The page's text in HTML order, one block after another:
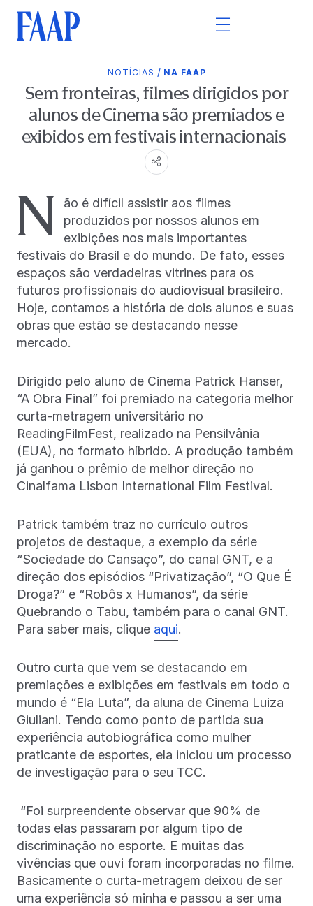
NOTÍCIAS / NA FAAP
Sem fronteiras, filmes dirigidos por
alunos de Cinema são premiados e
exibidos em festivais internacionais
N
ão é difícil assistir aos filmes
produzidos por nossos alunos em
exibições nos mais importantes
festivais do Brasil e do mundo. De fato, esses
espaços são verdadeiras vitrines para os
futuros profissionais do audiovisual brasileiro.
Hoje, contamos a história de dois alunos e suas
obras que estão se destacando nesse
mercado.
Dirigido pelo aluno de Cinema Patrick Hanser,
“A Obra Final” foi premiado na categoria melhor
curta-metragem universitário no
ReadingFilmFest, realizado na Pensilvânia
(EUA), no formato híbrido. A produção também
já ganhou o prêmio de melhor direção no
Cinalfama Lisbon International Film Festival.
Patrick também traz no currículo outros
projetos de destaque, a exemplo da série
“Sociedade do Cansaço”, do canal GNT, e a
direção dos episódios “Privatização”, “O Que É
Droga?” e “Robôs x Humanos”, da série
Quebrando o Tabu, também para o canal GNT.
Para saber mais, clique aqui.
Outro curta que vem se destacando em
premiações e exibições em festivais em todo o
mundo é “Ela Luta”, da aluna de Cinema Luiza
Giuliani. Tendo como ponto de partida sua
experiência autobiográfica como mulher
praticante de esportes, ela iniciou um processo
de investigação para o seu TCC.
“Foi surpreendente observar que 90% de
todas elas passaram por algum tipo de
discriminação no esporte. E muitas das
vivências que ouvi foram incorporadas no filme.
Basicamente o curta-metragem deixou de ser
uma experiência só minha e passou a ser uma